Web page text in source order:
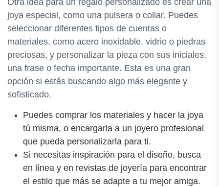
Otra idea para un regalo personalizado es crear una
joya especial, como una pulsera o collar. Puedes
seleccionar diferentes tipos de cuentas o
materiales, como acero inoxidable, vidrio o piedras
preciosas, y personalizar la pieza con sus iniciales,
una frase o fecha importante. Esta es una gran
opción si estás buscando algo más elegante y
sofisticado.
Puedes comprar los materiales y hacer la joya
tú misma, o encargarla a un joyero profesional
que pueda personalizarla para ti.
Si necesitas inspiración para el diseño, busca
en línea y en revistas de joyería para encontrar
el estilo que más se adapte a tu mejor amiga.